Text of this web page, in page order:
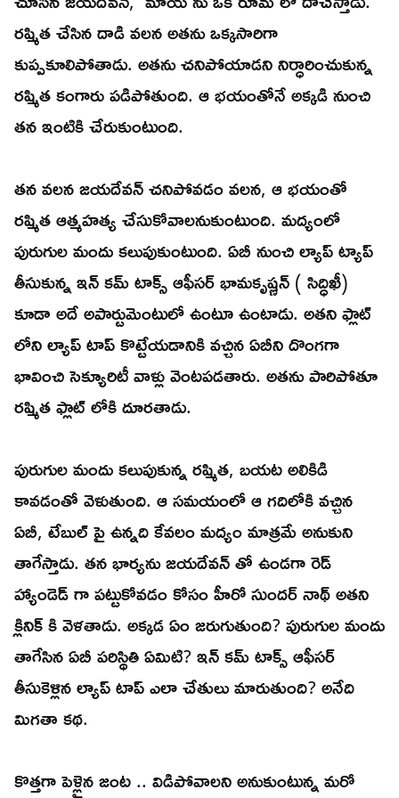
రష్మిత చేసిన దాడి వలన అతను ఒక్కసారిగా
కుప్పకూలిపోతాడు. అతను చనిపోయాడని నిర్ధారించుకున్న
రష్మిత కంగారు పడిపోతుంది. ఆ భయంతోనే అక్కడి నుంచి
తన ఇంటికి చేరుకుంటుంది.
తన వలన జయదేవన్ చనిపోవడం వలన, ఆ భయంతో
రష్మిత ఆత్మహత్య చేసుకోవాలనుకుంటుంది. మద్యంలో
పురుగుల మందు కలుపుకుంటుంది. ఏబీ నుంచి ల్యాప్ ట్యాప్
తీసుకున్న ఇన్ కమ్ టాక్స్ ఆఫీసర్ భామకృష్ణన్ ( సిద్ధిఖీ)
కూడా అదే అపార్టుమెంటులో ఉంటూ ఉంటాడు. అతని ఫ్లాట్
లోని ల్యాప్ టాప్ కొట్టేయడానికి వచ్చిన ఏబీని దొంగగా
భావించి సెక్యూరిటీ వాళ్లు వెంటపడతారు. అతను పారిపోతూ
రష్మిత ఫ్లాట్ లోకి దూరతాడు.
పురుగుల మందు కలుపుకున్న రష్మిత, బయట అలికిడి
కావడంతో వెళుతుంది. ఆ సమయంలో ఆ గదిలోకి వచ్చిన
ఏబీ, టేబుల్ పై ఉన్నది కేవలం మద్యం మాత్రమే అనుకుని
తాగేస్తాడు. తన భార్యను జయదేవన్ తో ఉండగా రెడ్
హ్యాండెడ్ గా పట్టుకోవడం కోసం హీరో సుందర్ నాథ్ అతని
క్లినిక్ కి వెళతాడు. అక్కడ ఏం జరుగుతుంది? పురుగుల మందు
తాగేసిన ఏబీ పరిస్థితి ఏమిటి? ఇన్ కమ్ టాక్స్ ఆఫీసర్
తీసుకెళ్లిన ల్యాప్ టాప్ ఎలా చేతులు మారుతుంది? అనేది
మిగతా కథ.
కొత్తగా పెళ్లైన జంట .. విడిపోవాలని అనుకుంటున్న మరో